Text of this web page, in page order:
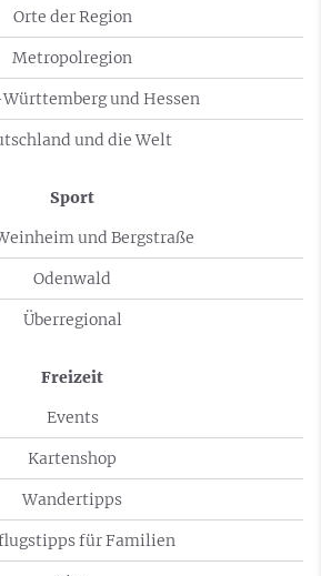
Orte der Region
Metropolregion
und Hessen
und die Welt
Sport
und Bergstraße
Odenwald
Überregional
Freizeit
Events
Kartenshop
Wandertipps
für Familien